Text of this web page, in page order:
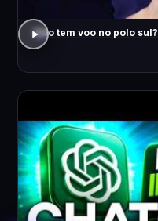
Não tem voo no polo sul?